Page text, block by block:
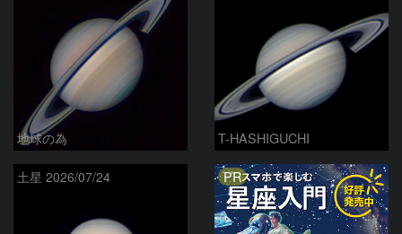
地球の為 T-HASHIGUCHI
土星 2026/07/24 PR